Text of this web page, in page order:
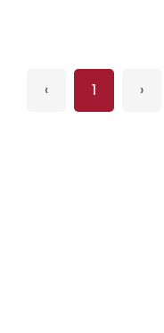
‹ 1 ›